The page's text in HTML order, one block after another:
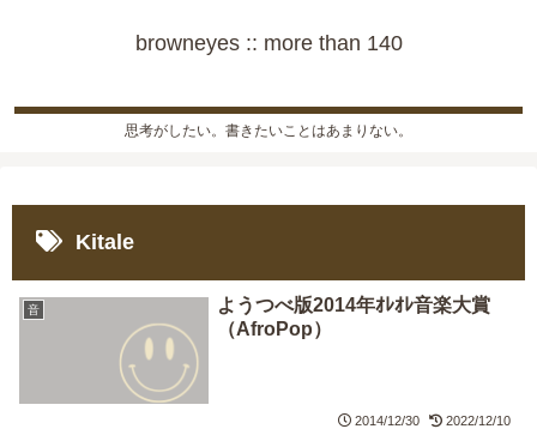
browneyes :: more than 140
思考がしたい。書きたいことはあまりない。
Kitale
音
ようつべ版2014年ｵﾚｵﾚ音楽大賞
（AfroPop）
2014/12/30 2022/12/10